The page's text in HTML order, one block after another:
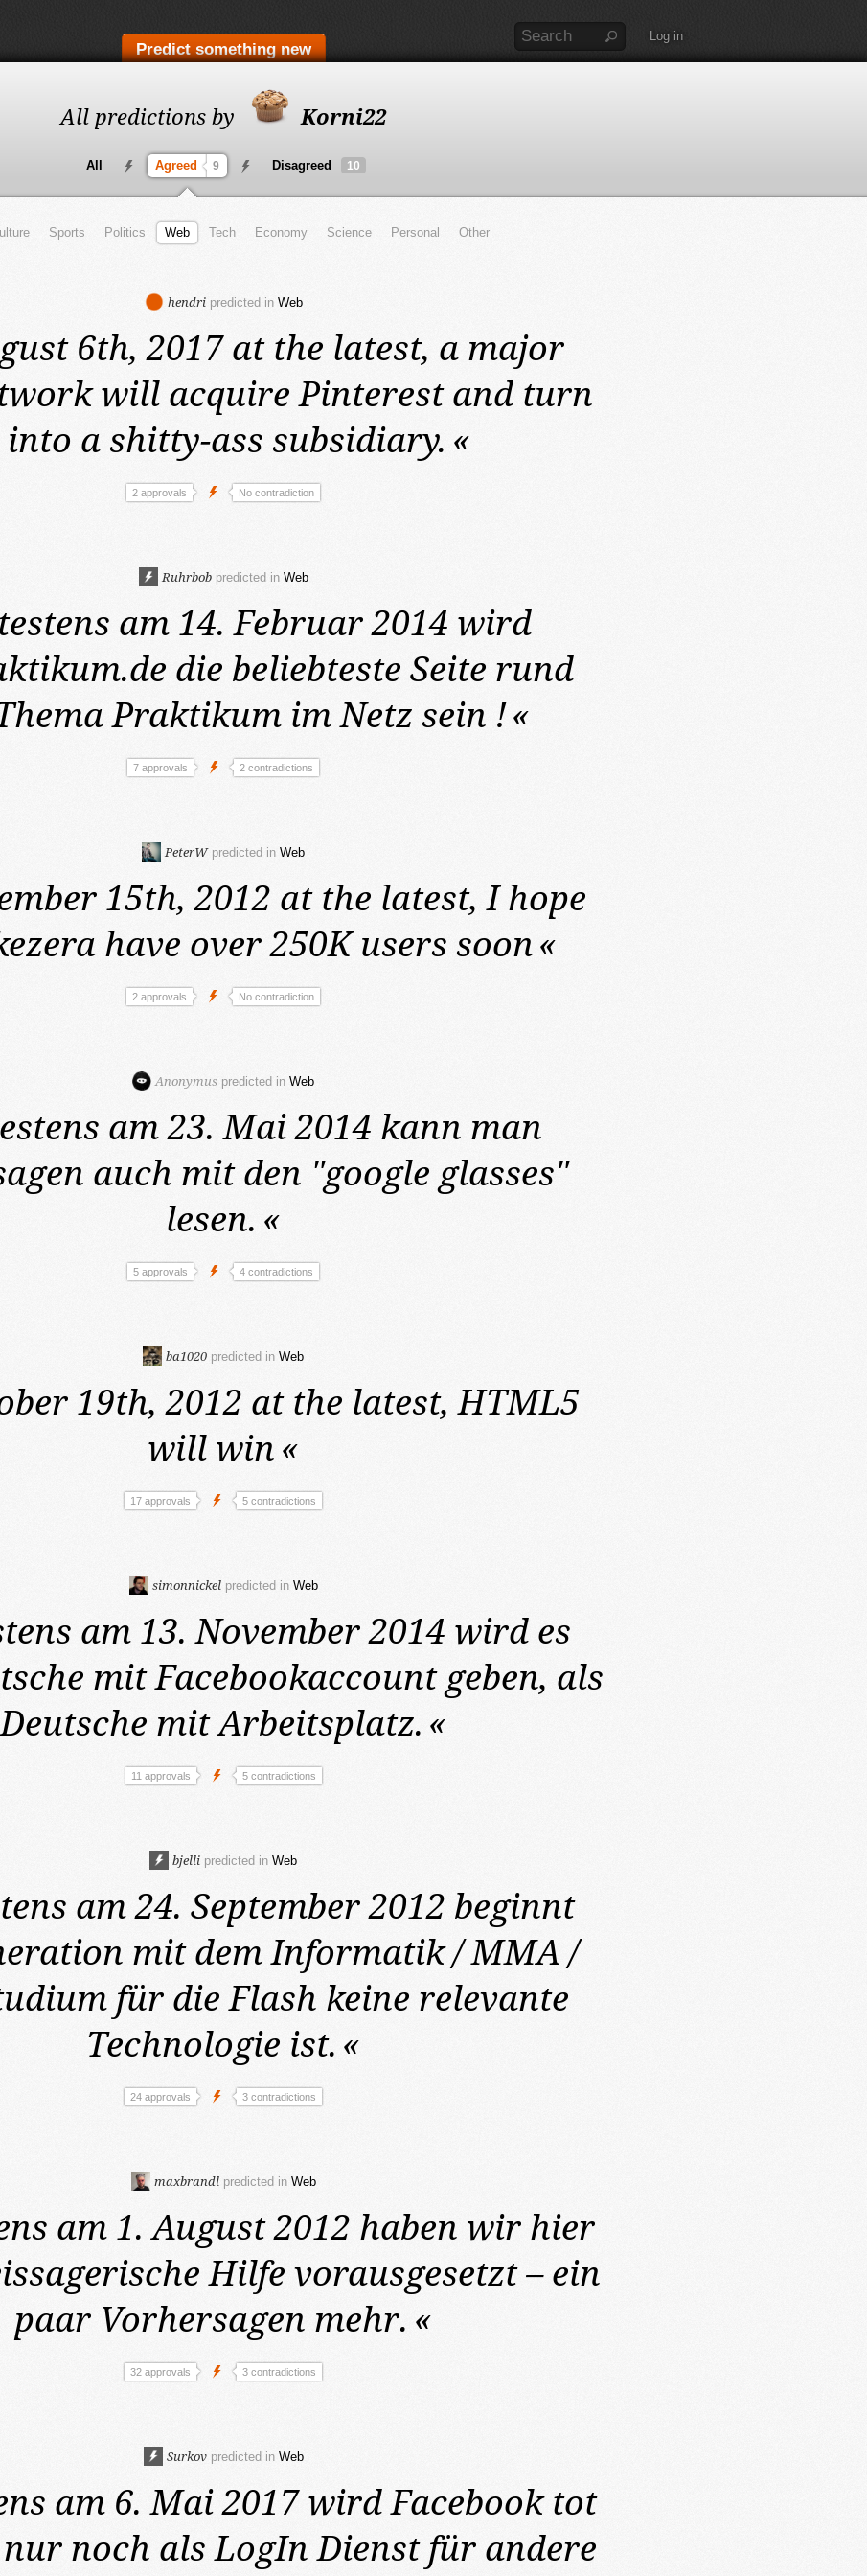
Predict something new
Log in
All predictions by Korni22
All Agreed 9 Disagreed 10
Sports Politics Web Tech Economy Science Personal Other
hendri predicted in Web
6th, 2017 at the latest, a major
will acquire Pinterest and turn
a shitty-ass subsidiary. «
2 approvals No contradiction
Ruhrbob predicted in Web
am 14. Februar 2014 wird
die beliebteste Seite rund
Praktikum im Netz sein !«
7 approvals 2 contradictions
PeterW predicted in Web
15th, 2012 at the latest, I hope
have over 250K users soon«
2 approvals No contradiction
Anonymus predicted in Web
am 23. Mai 2014 kann man
auch mit den "google glasses"
lesen. «
5 approvals 4 contradictions
ba1020 predicted in Web
19th, 2012 at the latest, HTML5
will win«
17 approvals 5 contradictions
simonnickel predicted in Web
am 13. November 2014 wird es
mit Facebookaccount geben, als
Deutsche mit Arbeitsplatz. «
11 approvals 5 contradictions
bjelli predicted in Web
am 24. September 2012 beginnt
mit dem Informatik / MMA /
für die Flash keine relevante
Technologie ist. «
24 approvals 3 contradictions
maxbrandl predicted in Web
am 1. August 2012 haben wir hier
Hilfe vorausgesetzt – ein
paar Vorhersagen mehr. «
32 approvals 3 contradictions
Surkov predicted in Web
am 6. Mai 2017 wird Facebook tot
noch als LogIn Dienst für andere